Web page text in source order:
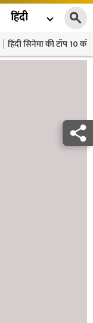
हिंदी
हिंदी सिनेमा की टॉप 10